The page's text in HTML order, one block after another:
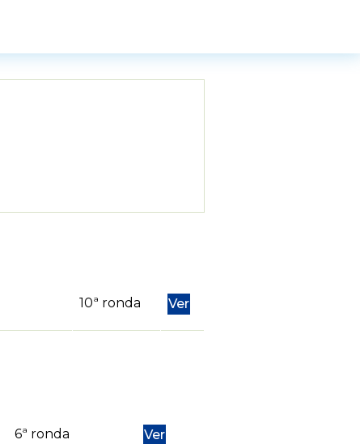
10ª ronda Ver
6ª ronda Ver